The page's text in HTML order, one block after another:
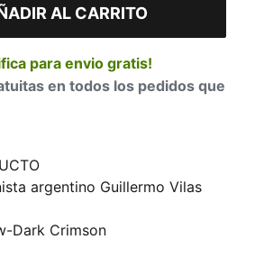
deseosAL CARRITO
para envio gratis!
en todos los pedidos que
argentino Guillermo Vilas
victorias. No mucho
años 80, creamos su calzado
que le rinde homenaje
Dark Crimson